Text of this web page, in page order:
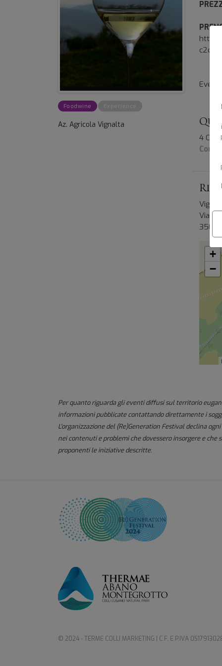
Foodwine
Az. Agricola Vignalta
4
Via
+
−
Per quanto riguarda gli eventi diffusi sul territorio
informazioni pubblicate contattando direttamente i
L'organizzazione del (Re)Generation Festival declina
nei contenuti e problemi che dovessero insorgere e
proponenti le iniziative descritte.
© 2024 - TERME COLLI MARKETING | C.F. E P.IVA